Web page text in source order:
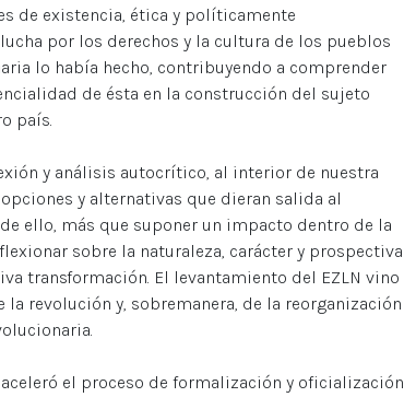
de existencia, ética y políticamente
por los derechos y la cultura de los pueblos
lo había hecho, contribuyendo a comprender
de ésta en la construcción del sujeto
país.
y análisis autocrítico, al interior de nuestra
y alternativas que dieran salida al
ello, más que suponer un impacto dentro de la
sobre la naturaleza, carácter y prospectiva
transformación. El levantamiento del EZLN vino
revolución y, sobremanera, de la reorganización
el proceso de formalización y oficialización